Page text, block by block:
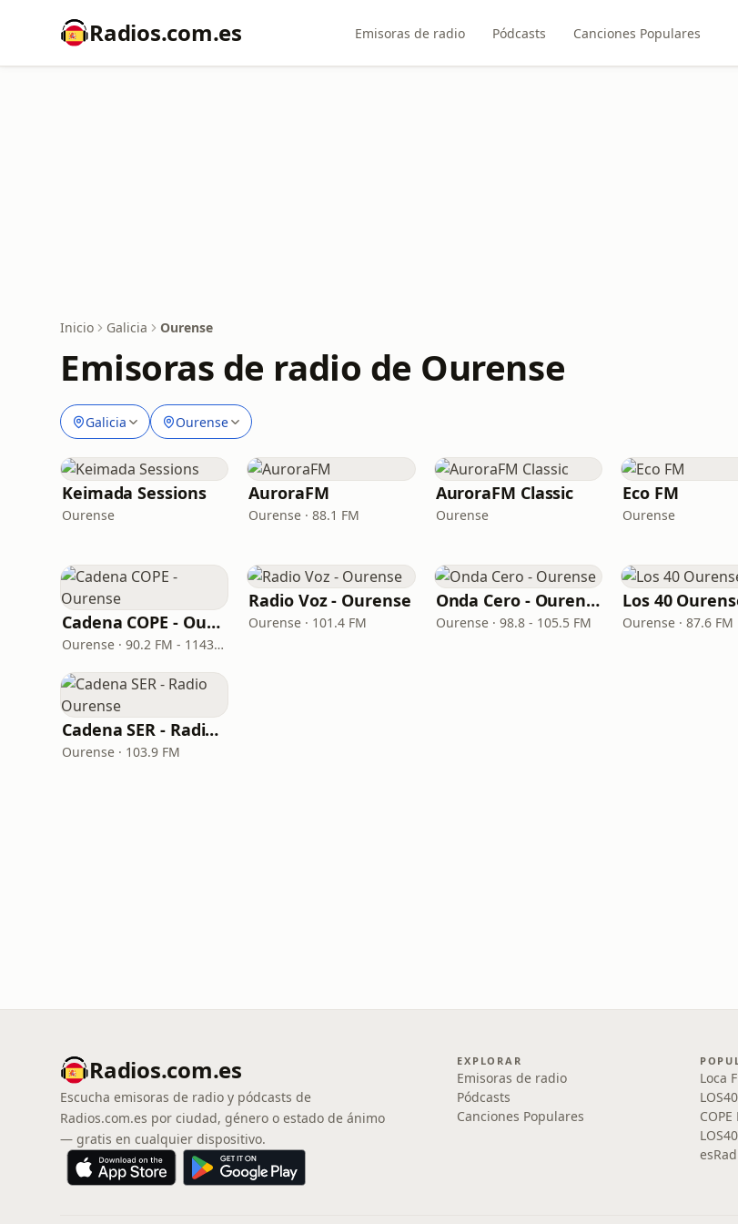
Radios.com.es Emisoras de radio Pódcasts Canciones Populares
Inicio Galicia Ourense
Emisoras de radio de Ourense
Galicia Ourense
Keimada Sessions
Ourense
AuroraFM
Ourense · 88.1 FM
AuroraFM Classic
Ourense
Eco FM
Ourense
Cadena COPE - Ourense
Ourense · 90.2 FM - 1143 AM
Radio Voz - Ourense
Ourense · 101.4 FM
Onda Cero - Ourense
Ourense · 98.8 - 105.5 FM
Los 40
Ourense · 87.6 FM
Cadena SER - Radio Ourense
Ourense · 103.9 FM
Radios.com.es
Escucha emisoras de radio y pódcasts de
Radios.com.es por ciudad, género o estado de ánimo
— gratis en cualquier dispositivo.
EXPLORAR
Emisoras de radio
Pódcasts
Canciones Populares
Loca
LOS40